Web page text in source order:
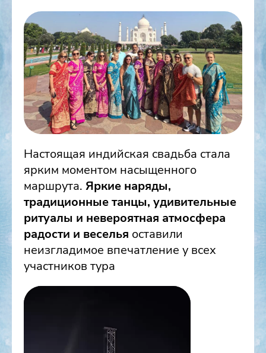
Настоящая индийская свадьба стала
ярким моментом насыщенного
маршрута. Яркие наряды,
традиционные танцы, удивительные
ритуалы и невероятная атмосфера
радости и веселья оставили
неизгладимое впечатление у всех
участников тура